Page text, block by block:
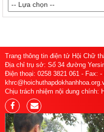
Trang thông tin điện tử Hội Chữ
Địa chỉ trụ sở: Số 34 đường
Điện thoại: 0258 3821 061 - Fax: -
Chịu trách nhiệm nội dung chính: